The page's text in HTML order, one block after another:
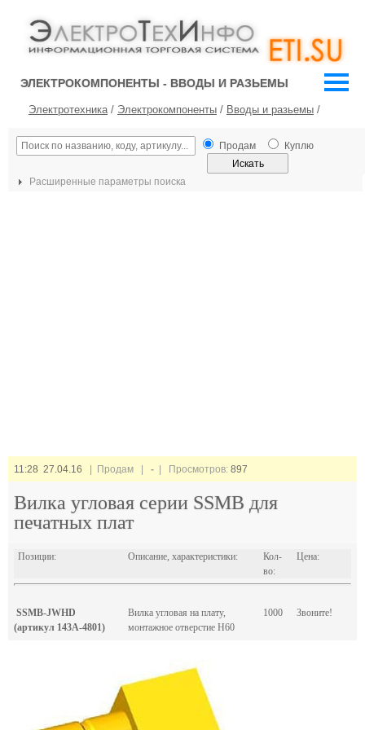
ЭЛЕКТРОКОМПОНЕНТЫ - ВВОДЫ И РАЗЬЕМЫ
Электротехника/ Электрокомпоненты / Вводы и разьемы /
Продам Куплю
Расширенные параметры поиска
11:28 27.04.16 | Продам | - | Просмотров: 897
Вилка угловая серии SSMB для
печатных плат
Позиции: Описание, характеристики:
Кол-
во:
Цена:
SSMB-JWHD
(артикул 143A-4801)
Вилка угловая на плату,
монтажное отверстие H60
1000 Звоните!